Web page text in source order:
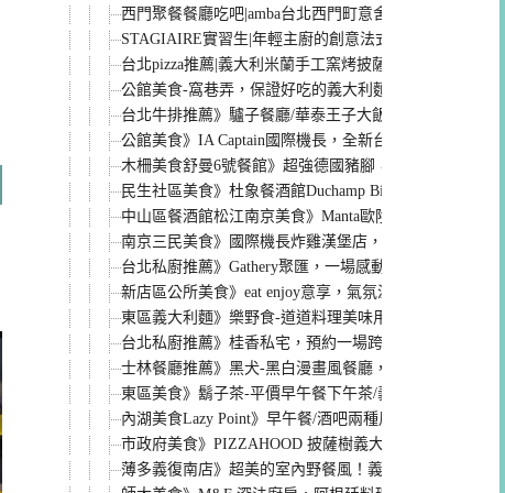
西門聚餐餐廳吃吧|amba台北西門町意舍酒店，超棒採光
STAGIAIRE實習生|年輕主廚的創意法式料理，台北fine
台北pizza推薦|義大利米蘭手工窯烤披薩，用料頂級的酥
公館美食-窩巷弄，保證好吃的義大利麵(進口義大利麵
台北牛排推薦》驢子餐廳/華泰王子大飯店，近年來吃到
公館美食》IA Captain國際機長，全新台灣古香辣腿排
木柵美食舒曼6號餐館》超強德國豬腳，預約才吃得到
民生社區美食》杜象餐酒館Duchamp Bistro & Cafe-餐桌
中山區餐酒館松江南京美食》Manta歐陸料理，海洋主
南京三民美食》國際機長炸雞漢堡店，念念不忘的多汁
台北私廚推薦》Gathery聚匯，一場感動的歡聚時光
新店區公所美食》eat enjoy意享，氣氛溫馨的聚餐餐廳
東區義大利麵》樂野食-道道料理美味用心，忠孝復興美
台北私廚推薦》桂香私宅，預約一場跨越時空的歐式浪
士林餐廳推薦》黑犬-黑白漫畫風餐廳，又美又好吃的清
東區美食》鬍子茶-平價早午餐下午茶/義大利麵/吐司帕
內湖美食Lazy Point》早午餐/酒吧兩種風情，約會聚餐
市政府美食》PIZZAHOOD 披薩樹義大利pizza酥脆餅皮
薄多義復南店》超美的室內野餐風！義大利麵Pizza推薦/